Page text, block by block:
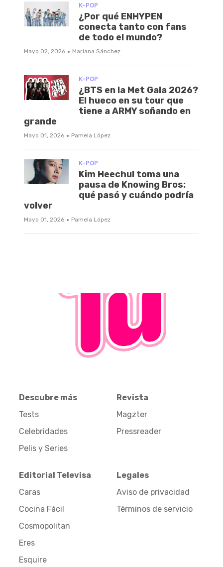
K-POP
¿Por qué ENHYPEN
conecta tanto con fans
de todo el mundo?
Mayo 02, 2026 · Mariana Sánchez
K-POP
¿BTS en la Met Gala 2026?
El hueco en su tour que
tiene a ARMY soñando en
grande
Mayo 01, 2026 · Pamela López
K-POP
Kim Heechul toma una
pausa de Knowing Bros:
qué pasó y cuándo podría
volver
Mayo 01, 2026 · Pamela López
Descubre más
Tests
Celebridades
Pelis y Series
Revista
Magzter
Pressreader
Editorial Televisa
Caras
Cocina Fácil
Cosmopolitan
Eres
Esquire
Legales
Aviso de privacidad
Términos de servicio